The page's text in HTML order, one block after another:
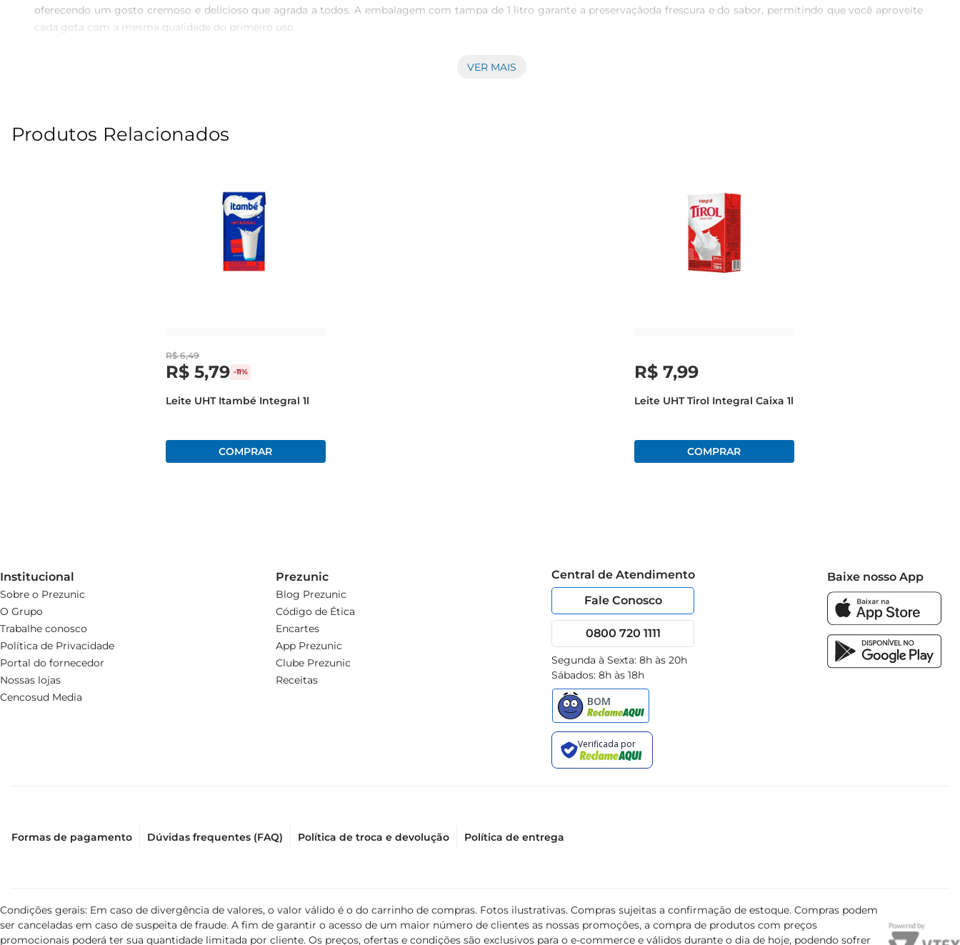
oferecendo um gosto cremoso e delicioso que agrada a todos. A embalagem com tampa de 1 litro garante a preservaçãoda frescura e do sabor, permitindo que você aproveite
cada gota com a mesma qualidade do primeiro uso.
A embalagem com tampa facilita o armazenamento e a conservação do leite, mantendo suas propriedades por mais tempo. Apósaberto, recomendase conservar na geladeira e
consumir em até 7 dias, garantindo que você tenha sempre um produto fresco e saboroso à disposição.
Enriquecido com vitaminas e minerais
VER MAIS
Produtos Relacionados
R$ 6,49
R$ 5,79 -11%
Leite UHT Itambé Integral 1l
R$ 7,99
Leite UHT Tirol Integral Caixa 1l
Institucional
Sobre o Prezunic
O Grupo
Trabalhe conosco
Política de Privacidade
Portal do fornecedor
Nossas lojas
Cencosud Media
Prezunic
Blog Prezunic
Código de Ética
Encartes
App Prezunic
Clube Prezunic
Receitas
Central de Atendimento
Fale Conosco
0800 720 1111
Segunda à Sexta: 8h às 20h
Sábados: 8h às 18h
Baixe nosso App
Formas de pagamento Dúvidas frequentes (FAQ) Política de troca e devolução Política de entrega
Condições gerais: Em caso de divergência de valores, o valor válido é o do carrinho de compras. Fotos ilustrativas. Compras sujeitas a confirmação de estoque. Compras podem
ser canceladas em caso de suspeita de fraude. A fim de garantir o acesso de um maior número de clientes as nossas promoções, a compra de produtos com preços
promocionais poderá ter sua quantidade limitada por cliente. Os preços, ofertas e condições são exclusivos para o e-commerce e válidos durante o dia de hoje, podendo sofrer